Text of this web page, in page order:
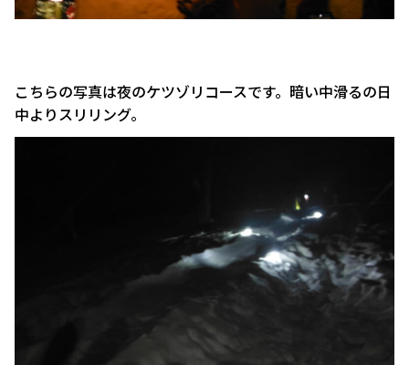
こちらの写真は夜のケツゾリコースです。暗い中滑るの日
中よりスリリング。